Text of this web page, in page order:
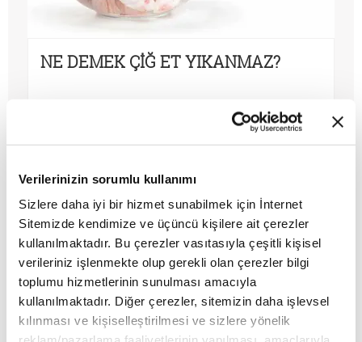
Verilerinizin sorumlu kullanımı
Sizlere daha iyi bir hizmet sunabilmek için İnternet
Sitemizde kendimize ve üçüncü kişilere ait çerezler
kullanılmaktadır. Bu çerezler vasıtasıyla çeşitli kişisel
verileriniz işlenmekte olup gerekli olan çerezler bilgi
toplumu hizmetlerinin sunulması amacıyla
kullanılmaktadır. Diğer çerezler, sitemizin daha işlevsel
kılınması ve kişiselleştirilmesi ve sizlere yönelik
NE DEMEK ÇİĞ ET YIKANMAZ?
Samet Şahin